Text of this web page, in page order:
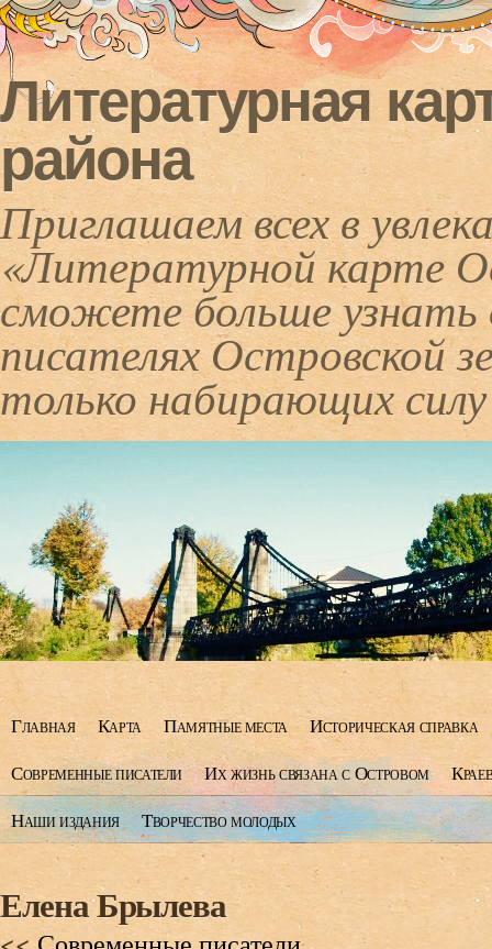
Литературная
района
Приглашаем всех в
«Литературной карте
сможете больше узнать
писателях Островской
только набирающих
Главная Карта Памятные места
Историческая справка
Современные писатели
Их жизнь связана с Островом
Наши издания
Творчество молодых
Елена Брылева